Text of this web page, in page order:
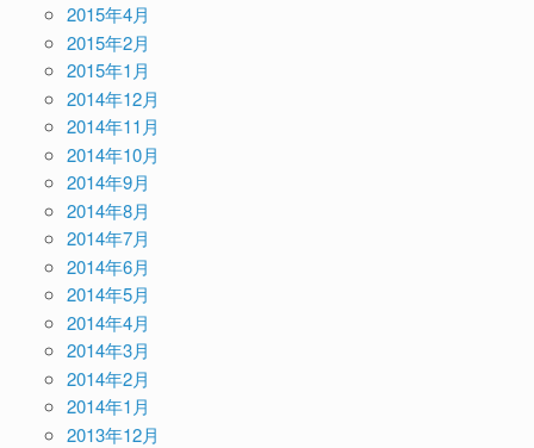
2015年4月
2015年2月
2015年1月
2014年12月
2014年11月
2014年10月
2014年9月
2014年8月
2014年7月
2014年6月
2014年5月
2014年4月
2014年3月
2014年2月
2014年1月
2013年12月